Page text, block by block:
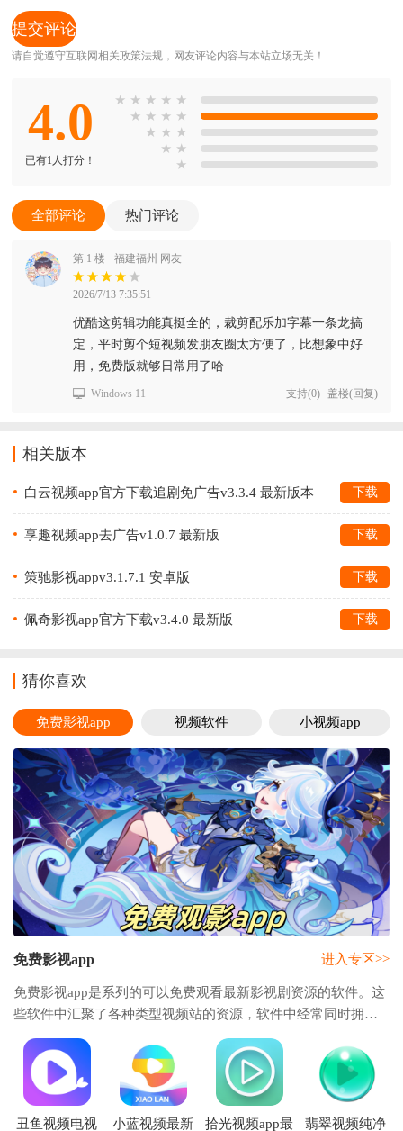
请自觉遵守互联网相关政策法规，网友评论内容与本站立场无关！
4.0
已有1人打分！
★ ★ ★ ★ ★
★ ★ ★ ★
★ ★ ★
★ ★
★
全部评论 热门评论
第 1 楼 福建福州 网友
2026/7/13 7:35:51
优酷这剪辑功能真挺全的，裁剪配乐加字幕一条龙搞
定，平时剪个短视频发朋友圈太方便了，比想象中好
用，免费版就够日常用了哈
Windows 11 支持(0) 盖楼(回复)
相关版本
白云视频app官方下载追剧免广告v3.3.4 最新版本 下载
享趣视频app去广告v1.0.7 最新版 下载
策驰影视appv3.1.7.1 安卓版 下载
佩奇影视app官方下载v3.4.0 最新版 下载
猜你喜欢
免费影视app 视频软件 小视频app
免费影视app
免费影视app是系列的可以免费观看最新影视剧资源的软件。这
些软件中汇聚了各种类型视频站的资源，软件中经常同时拥有
短视频，电影，电视剧，综艺等节目。相当于整合了多款视频
播放器于一体，给用户的观影体验带来了极
进入专区>>
丑鱼视频电视 小蓝视频最新 拾光视频app最 翡翠视频纯净